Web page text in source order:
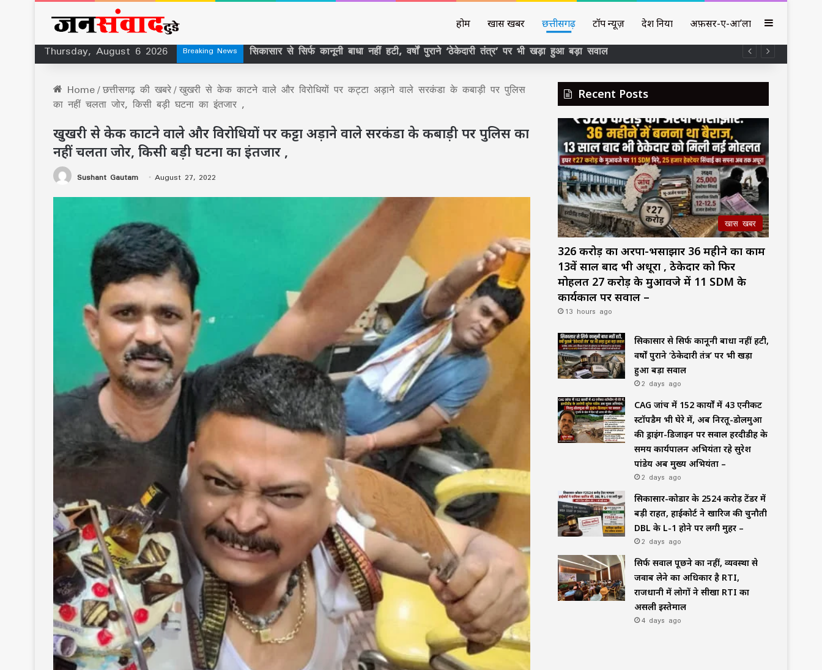
होम खास खबर छत्तीसगढ़ टॉप न्यूज़ देश दुनिया अफ़सर-ए-आ’ला
Sidebar
Thursday, August 6 2026
Breaking News
CAG जांच में 152 कार्यों में 43 एनीकट स्टॉपडैम भी घेरे में, अब निरतू-डोलमुआ की ड्राइंग-डिजाइन पर सवाल हरदीडीह के समय कार्यपालन अभियंता रहे सुरेश पांडेय अब मुख्य अभियंता –
Home/छत्तीसगढ़ की खबरे/खुखरी से केक काटने वाले और विरोधियों पर कट्टा अड़ाने वाले सरकंडा के कबाड़ी पर पुलिस
का नहीं चलता जोर, किसी बड़ी घटना का इंतजार ,
खुखरी से केक काटने वाले और विरोधियों पर कट्टा अड़ाने वाले सरकंडा के कबाड़ी पर पुलिस का
नहीं चलता जोर, किसी बड़ी घटना का इंतजार ,
Sushant Gautam August 27, 2022
Recent Posts
खास खबर
326 करोड़ का अरपा-भैंसाझार 36 महीने का काम
13वें साल बाद भी अधूरा , ठेकेदार को फिर
मोहलत ₹27 करोड़ के मुआवजे में 11 SDM के
कार्यकाल पर सवाल –
13 hours ago
सिकासार से सिर्फ कानूनी बाधा नहीं हटी,
वर्षों पुराने ‘ठेकेदारी तंत्र’ पर भी खड़ा
हुआ बड़ा सवाल
2 days ago
CAG जांच में 152 कार्यों में 43 एनीकट
स्टॉपडैम भी घेरे में, अब निरतू-डोलमुआ
की ड्राइंग-डिजाइन पर सवाल हरदीडीह के
समय कार्यपालन अभियंता रहे सुरेश
पांडेय अब मुख्य अभियंता –
2 days ago
सिकासार-कोडार के ₹2524 करोड़ टेंडर में
बड़ी राहत, हाईकोर्ट ने खारिज की चुनौती
DBL के L-1 होने पर लगी मुहर –
2 days ago
सिर्फ सवाल पूछने का नहीं, व्यवस्था से
जवाब लेने का अधिकार है RTI,
राजधानी में लोगों ने सीखा RTI का
असली इस्तेमाल
4 days ago